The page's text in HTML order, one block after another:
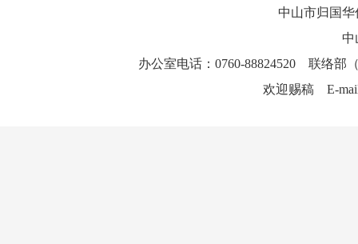
中山市归国
中
办公室电话：0760-88824520 联络部
欢迎赐稿 E-